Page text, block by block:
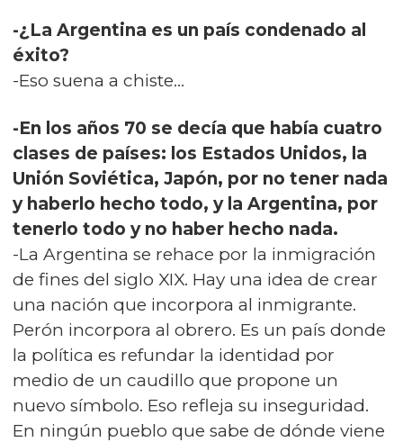
-¿La Argentina es un país condenado al
éxito?
-Eso suena a chiste...
-En los años 70 se decía que había cuatro
clases de países: los Estados Unidos, la
Unión Soviética, Japón, por no tener nada
y haberlo hecho todo, y la Argentina, por
tenerlo todo y no haber hecho nada.
-La Argentina se rehace por la inmigración
de fines del siglo XIX. Hay una idea de crear
una nación que incorpora al inmigrante.
Perón incorpora al obrero. Es un país donde
la política es refundar la identidad por
medio de un caudillo que propone un
nuevo símbolo. Eso refleja su inseguridad.
En ningún pueblo que sabe de dónde viene